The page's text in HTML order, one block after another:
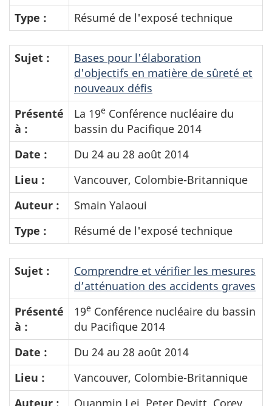
Type :
Résumé de l'exposé technique
Sujet :
Bases pour l'élaboration
d'objectifs en matière de sûreté et
nouveaux défis
Présenté
à :
La 19e Conférence nucléaire du
bassin du Pacifique 2014
Date :
Du 24 au 28 août 2014
Lieu :
Vancouver, Colombie-Britannique
Auteur :
Smain Yalaoui
Type :
Résumé de l'exposé technique
Sujet :
Comprendre et vérifier les mesures
d’atténuation des accidents graves
Présenté
à :
19e Conférence nucléaire du bassin
du Pacifique 2014
Date :
Du 24 au 28 août 2014
Lieu :
Vancouver, Colombie-Britannique
Auteur :
Quanmin Lei, Peter Devitt, Corey